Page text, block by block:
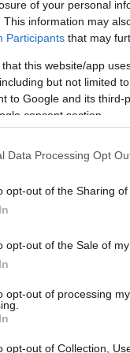
of your personal
This information may
Participants that may
that this website/app
but not limited
to Google and its
consent section.
Data Processing Opt
opt-out of the Sharing of
opt-out of the Sale of
opt-out of processing
opt-out of Collection,
squadra che
del club
spicca quello
al suo stato di
serie di
di nuovo in una
Longstaff dal
questi, le decisioni
segnali simili in
dei dati, è